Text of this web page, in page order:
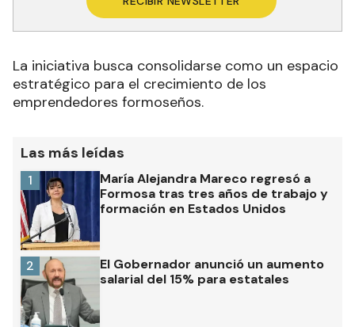
La iniciativa busca consolidarse como un espacio
estratégico para el crecimiento de los
emprendedores formoseños.
Las más leídas
María Alejandra Mareco regresó a
Formosa tras tres años de trabajo y
formación en Estados Unidos
1
El Gobernador anunció un aumento
salarial del 15% para estatales
2